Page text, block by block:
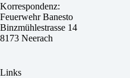
Korrespondenz:
Feuerwehr Banesto
Binzmühlestrasse 14
8173 Neerach
Links